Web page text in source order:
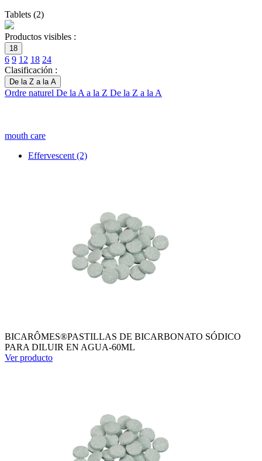
Tablets (2)
Productos visibles :
18
6 9 12 18 24
Clasificación :
De la Z a la A
Ordre naturel De la A a la Z De la Z a la A
mouth care
Effervescent (2)
BICARÔMES®PASTILLAS DE BICARBONATO SÓDICO
PARA DILUIR EN AGUA-60ML
Ver producto